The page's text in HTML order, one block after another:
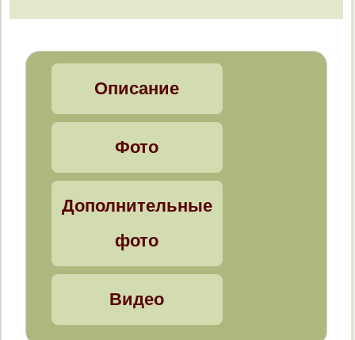
Plicuteria lubomirskii
Isognomostoma isognomostomum
Perforatella bidentata
Perforatella dibothrion
Stenomphalia ravergiensis
Faustina faustina
Описание
Фото
Дополнительные
фото
Видео